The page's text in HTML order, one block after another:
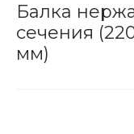
Балка
сечения
мм)